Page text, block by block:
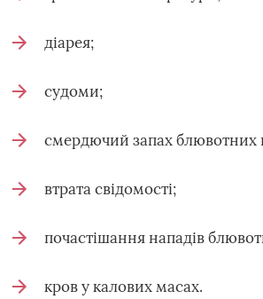
діарея;
судоми;
смердючий запах блювотних
втрата свідомості;
почастішання нападів
кров у калових масах.